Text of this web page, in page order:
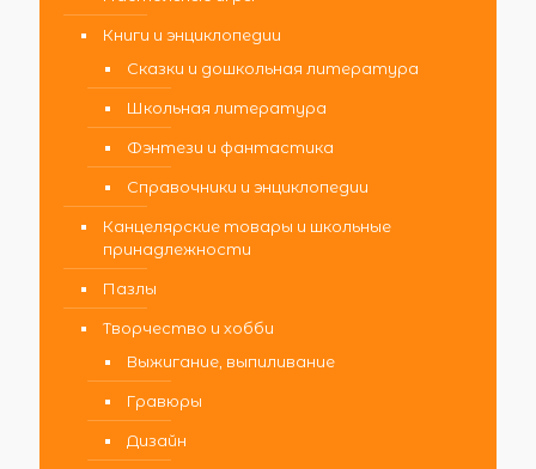
Книги и энциклопедии
Сказки и дошкольная литература
Школьная литература
Фэнтези и фантастика
Справочники и энциклопедии
Канцелярские товары и школьные
принадлежности
Пазлы
Творчество и хобби
Выжигание, выпиливание
Гравюры
Дизайн